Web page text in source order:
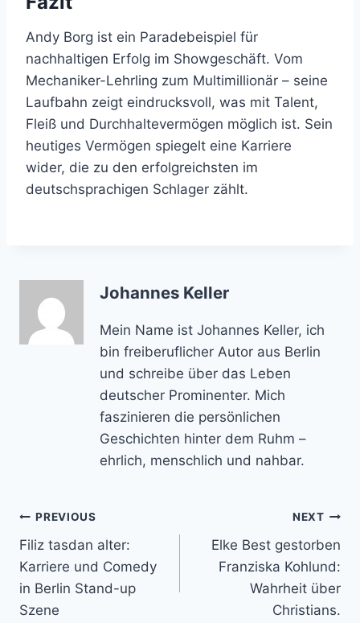
Andy Borg ist ein Paradebeispiel für
nachhaltigen Erfolg im Showgeschäft. Vom
Mechaniker-Lehrling zum Multimillionär – seine
Laufbahn zeigt eindrucksvoll, was mit Talent,
Fleiß und Durchhaltevermögen möglich ist. Sein
heutiges Vermögen spiegelt eine Karriere
wider, die zu den erfolgreichsten im
deutschsprachigen Schlager zählt.
Johannes Keller
Mein Name ist Johannes Keller, ich
bin freiberuflicher Autor aus Berlin
und schreibe über das Leben
deutscher Prominenter. Mich
faszinieren die persönlichen
Geschichten hinter dem Ruhm –
ehrlich, menschlich und nahbar.
Post
navigation
PREVIOUS
Filiz tasdan alter:
Karriere und Comedy
in Berlin Stand-up
Szene
NEXT
Elke Best gestorben
Franziska Kohlund:
Wahrheit über
Christians.